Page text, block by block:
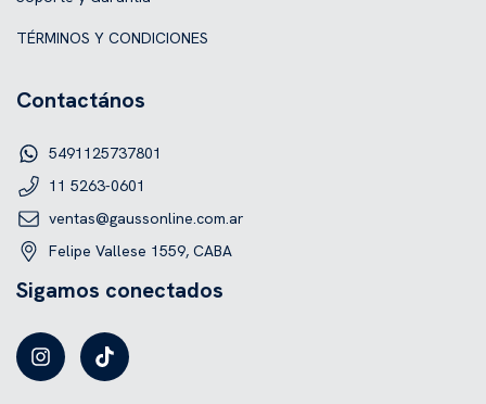
TÉRMINOS Y CONDICIONES
Contactános
5491125737801
11 5263-0601
ventas@gaussonline.com.ar
Felipe Vallese 1559, CABA
Sigamos conectados